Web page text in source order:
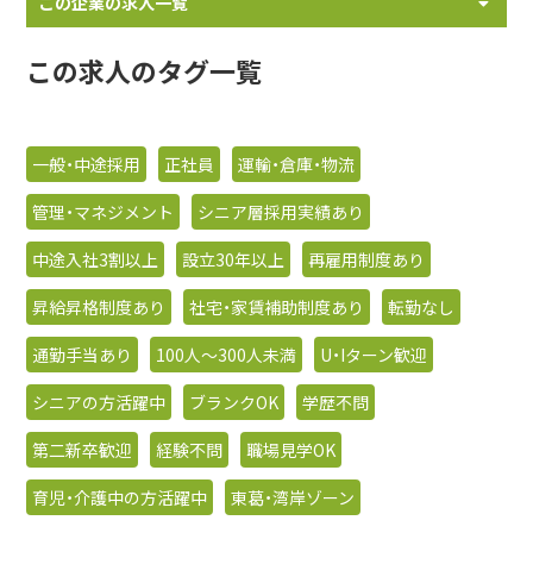
この求人のタグ一覧
一般・中途採用 正社員
運輸・倉庫・物流
管理・マネジメント
シニア層採用実績あり
中途入社3割以上
設立30年以上
再雇用制度あり
昇給昇格制度あり
社宅・家賃補助制度あり
転勤なし
通勤手当あり
100人〜300人未満
U・Iターン歓迎
シニアの方活躍中
ブランクOK
学歴不問
第二新卒歓迎
経験不問
職場見学OK
育児・介護中の方活躍中
東葛・湾岸ゾーン